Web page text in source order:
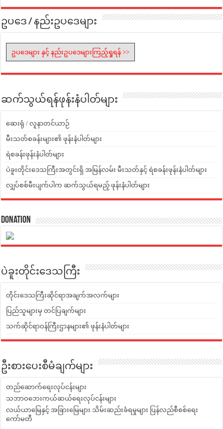
ဥပဒေ / နည်းဥပဒေများ
ဥပဒေများ နှင့် နည်းဥပဒေများကြည့်ရှုရန် >>
ဆက်သွယ်ရန်ဖုန်းနံပါတ်များ
ဆေးရုံ / လူနာတင်ယာဉ်
မီးသတ်စခန်းများ၏ ဖုန်းနံပါတ်များ
ရဲစခန်းဖုန်းနံပါတ်များ
ပဲခူးတိုင်းဒေသကြီးအတွင်းရှိ အမြန်လမ်း မီးသတ်နှင့် ရဲစခန်းဖုန်းနံပါတ်များ
လျှပ်စစ်မီးပျက်ပါက ဆက်သွယ်ရမည့် ဖုန်းနံပါတ်များ
Donation
ပဲခူးတိုင်းဒေသကြီး
တိုင်းဒေသကြီးဆိုင်ရာအချက်အလက်များ
ပြည်သူများမှ တင်ပြချက်များ
သက်ဆိုင်ရာဝန်ကြီးဌာနများ၏ ဖုန်းနံပါတ်များ
ဦးစားပေးစီမံချက်များ
တည်ဆောက်ရေးလုပ်ငန်းများ
သဘာဝဘေးကယ်ဆယ်ရေးလုပ်ငန်းများ
လယ်ယာမြေနှင့် အခြားမြေများ သိမ်းဆည်းခံရမှုများ ပြန်လည်စီစစ်ရေး
ကော်မတီ